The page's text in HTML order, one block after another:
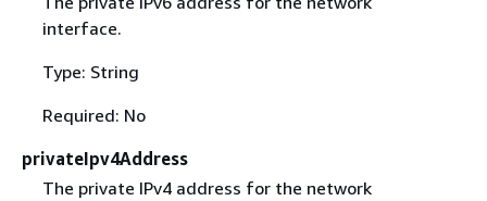
interface.
Type: String
Required: No
privateIpv4Address
The private IPv4 address for the network